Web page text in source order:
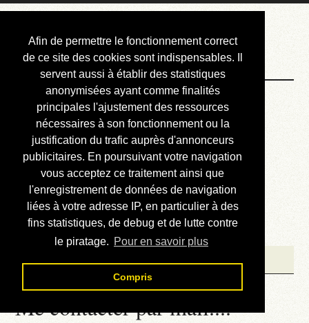
Afin de permettre le fonctionnement correct
de ce site des cookies sont indispensables. Il
servent aussi à établir des statistiques
anonymisées ayant comme finalités
principales l'ajustement des ressources
nécessaires à son fonctionnement ou la
justification du trafic auprès d'annonceurs
publicitaires. En poursuivant votre navigation
vous acceptez ce traitement ainsi que
l'enregistrement de données de navigation
liées à votre adresse IP, en particulier à des
fins statistiques, de debug et de lutte contre
le piratage. Pour en savoir plus
Compris
Courbis, « LE »
Blog Officiel
Bienvenue
Réalisations
Divers (et d’été)
Annonces
Liens externes
Téléchargement
Contact
Me contacter par mail....